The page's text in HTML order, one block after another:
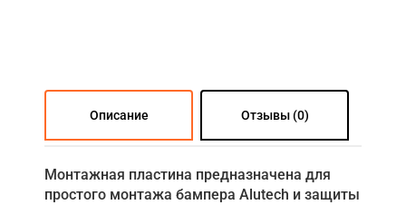
Описание Отзывы (0)
Монтажная пластина предназначена для
простого монтажа бампера Alutech и защиты